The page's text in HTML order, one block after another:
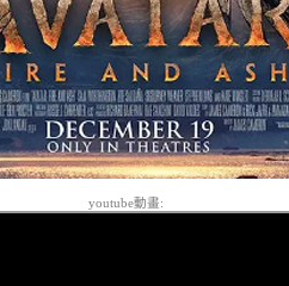
youtube動畫: